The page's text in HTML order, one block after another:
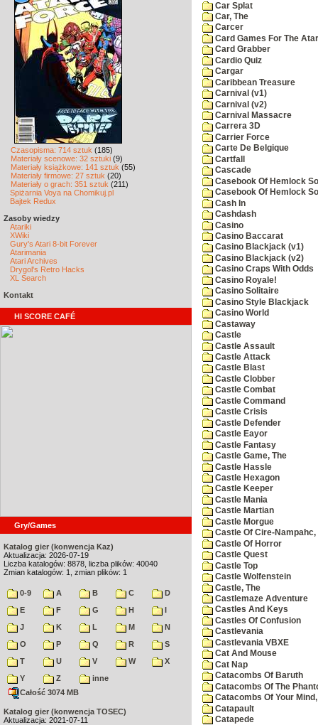
Czasopisma: 714 sztuk (185)
Materiały scenowe: 32 sztuki (9)
Materiały książkowe: 141 sztuk (55)
Materiały firmowe: 27 sztuk (20)
Materiały o grach: 351 sztuk (211)
Spiżarnia Voya na Chomikuj.pl
Bajtek Redux
Zasoby wiedzy
Atariki
XWiki
Gury's Atari 8-bit Forever
Atarimania
Atari Archives
Drygol's Retro Hacks
XL Search
Kontakt
HI SCORE CAFÉ
Gry/Games
Katalog gier (konwencja Kaz)
Aktualizacja: 2026-07-19
Liczba katalogów: 8878, liczba plików: 40040
Zmian katalogów: 1, zmian plików: 1
0-9 A B C
D
E
F G H
I
J
K L M
N
O
P Q R
S
T
U V W
X
Y
Z
inne
Całość 3074 MB
Katalog gier (konwencja TOSEC)
Aktualizacja: 2021-07-11
Car Splat
Car, The
Carcer
Card Games For The
Card Grabber
Cardio Quiz
Cargar
Caribbean Treasure
Carnival (v1)
Carnival (v2)
Carnival Massacre
Carrera 3D
Carrier Force
Carte De Belgique
Cartfall
Cascade
Casebook Of Hemlock
Casebook Of Hemlock
Cash In
Cashdash
Casino
Casino Baccarat
Casino Blackjack (v1)
Casino Blackjack (v2)
Casino Craps With Odds
Casino Royale!
Casino Solitaire
Casino Style Blackjack
Casino World
Castaway
Castle
Castle Assault
Castle Attack
Castle Blast
Castle Clobber
Castle Combat
Castle Command
Castle Crisis
Castle Defender
Castle Eayor
Castle Fantasy
Castle Game, The
Castle Hassle
Castle Hexagon
Castle Keeper
Castle Mania
Castle Martian
Castle Morgue
Castle Of Cire-Nampahc,
Castle Of Horror
Castle Quest
Castle Top
Castle Wolfenstein
Castle, The
Castlemaze Adventure
Castles And Keys
Castles Of Confusion
Castlevania
Castlevania VBXE
Cat And Mouse
Cat Nap
Catacombs Of Baruth
Catacombs Of The
Catacombs Of Your
Catapault
Catapede